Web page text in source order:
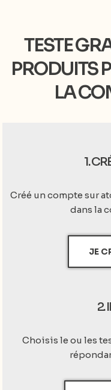
TESTE
PRODUITS
LA
1.
Créé un compte sur
dans la
JE
2.
Choisis le ou les